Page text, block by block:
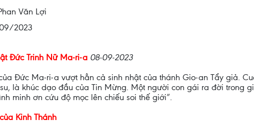
Văn Lợi
2023
Đức Trinh Nữ Ma-ri-a 08-09-2023
Đức Ma-ri-a vượt hẳn cả sinh nhật của thánh Gio-an Tẩy giả.
là khúc dạo đầu của Tin Mừng. Một người con gái ra đời trong
minh ơn cứu độ mọc lên chiếu soi thế giới”.
Kinh Thánh